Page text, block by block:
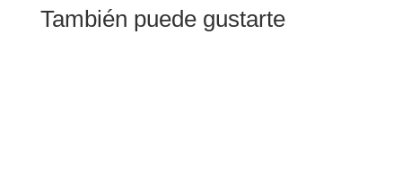
También puede gustarte